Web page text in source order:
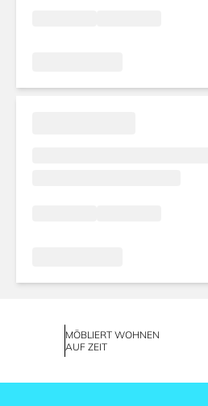
MÖBLIERT WOHNEN
AUF ZEIT